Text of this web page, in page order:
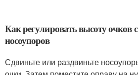
Как регулировать высоту
носоупоров
Сдвиньте или раздвиньте